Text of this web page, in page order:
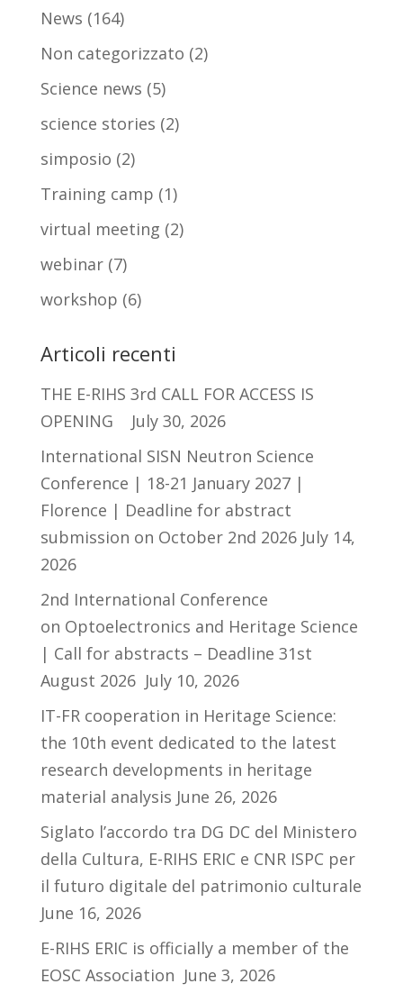
News (164)
Non categorizzato (2)
Science news (5)
science stories (2)
simposio (2)
Training camp (1)
virtual meeting (2)
webinar(7)
workshop (6)
Articoli recenti
THE E-RIHS 3rd CALL FOR ACCESS IS
OPENING
July 30, 2026
International SISN Neutron Science
Conference | 18-21 January 2027 |
Florence | Deadline for abstract
submission on October 2nd 2026 July 14,
2026
2nd International Conference
on Optoelectronics and Heritage Science
| Call for abstracts – Deadline 31st
August 2026 July 10, 2026
IT-FR cooperation in Heritage Science:
the 10th event dedicated to the latest
research developments in heritage
material analysis June 26, 2026
Siglato l’accordo tra DG DC del Ministero
della Cultura, E-RIHS ERIC e CNR ISPC per
il futuro digitale del patrimonio culturale
June 16, 2026
E-RIHS ERIC is officially a member of the
EOSC Association June 3, 2026